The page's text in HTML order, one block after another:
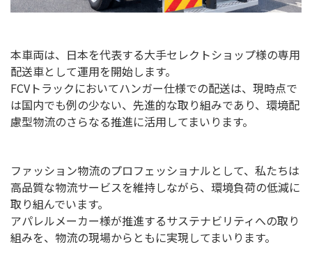
本車両は、日本を代表する大手セレクトショップ様の専用
配送車として運用を開始します。
FCVトラックにおいてハンガー仕様での配送は、現時点で
は国内でも例の少ない、先進的な取り組みであり、環境配
慮型物流のさらなる推進に活用してまいります。
ファッション物流のプロフェッショナルとして、私たちは
高品質な物流サービスを維持しながら、環境負荷の低減に
取り組んでいます。
アパレルメーカー様が推進するサステナビリティへの取り
組みを、物流の現場からともに実現してまいります。